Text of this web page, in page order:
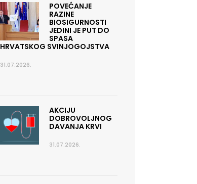
POVEĆANJE
RAZINE
BIOSIGURNOSTI
JEDINI JE PUT DO
SPASA
HRVATSKOG SVINJOGOJSTVA
31.07.2026.
AKCIJU
DOBROVOLJNOG
DAVANJA KRVI
31.07.2026.